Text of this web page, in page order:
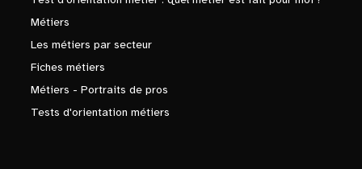
Métiers
Les métiers par secteur
Fiches métiers
Métiers - Portraits de pros
Tests d'orientation métiers